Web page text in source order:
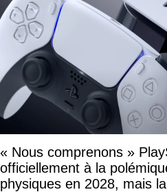
« Nous comprenons »
officiellement à la
physiques en 2028, mais